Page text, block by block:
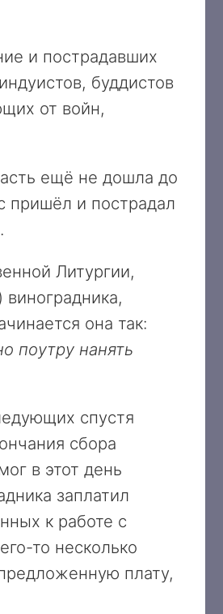
и пострадавших
буддистов
от войн,
ещё не дошла до
пришёл и пострадал
Литургии,
она так:
поутру нанять
спустя
сбора
в этот день
заплатил
к работе с
то несколько
плату,